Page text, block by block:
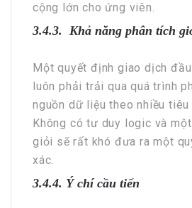
cộng lớn cho ứng viên.
3.4.3. Khả năng phân tích
Một quyết định giao dịch
luôn phải trải qua quá trình
nguồn dữ liệu theo nhiều tiêu
Không có tư duy logic và
giỏi sẽ rất khó đưa ra một
xác.
3.4.4. Ý chí cầu tiến